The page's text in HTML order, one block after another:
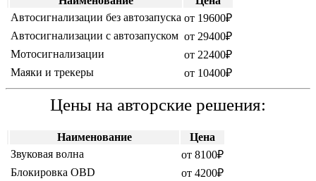
Автосигнализации без автозапуска от 19600₽
Автосигнализации c автозапуском от 29400₽
Мотосигнализации
от 22400₽
Маяки и трекеры
от 10400₽
Цены на авторские решения:
Наименование
Цена
Звуковая волна
от 8100₽
Блокировка OBD
от 4200₽